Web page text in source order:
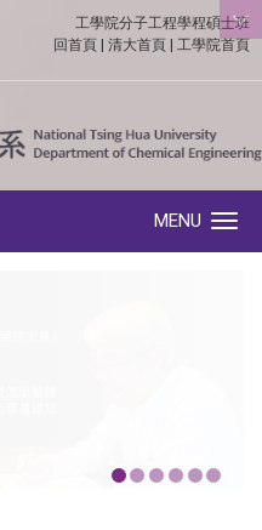
:::
工學院分子工程學程碩士班
回首頁
清大首頁 工學院首頁
MENU